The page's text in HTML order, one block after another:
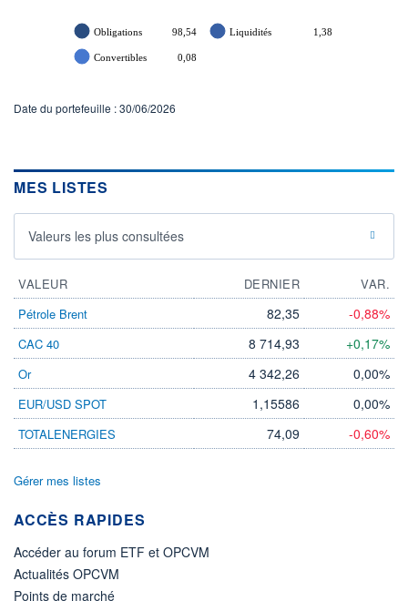
Obligations 98,54 Liquidités 1,38
Convertibles 0,08
Date du portefeuille : 30/06/2026
MES LISTES
Valeurs les plus consultées
VALEUR DERNIER
VAR.
Pétrole Brent
82,35 -0,88%
CAC 40 8 714,93 +0,17%
Or 4 342,26 0,00%
EUR/USD SPOT 1,15586 0,00%
TOTALENERGIES 74,09 -0,60%
Gérer mes listes
ACCÈS RAPIDES
Accéder au forum ETF et OPCVM
Actualités OPCVM
Points de marché